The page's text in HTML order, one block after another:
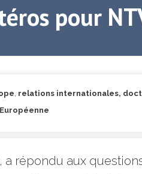
pour
relations internationales,
répondu aux